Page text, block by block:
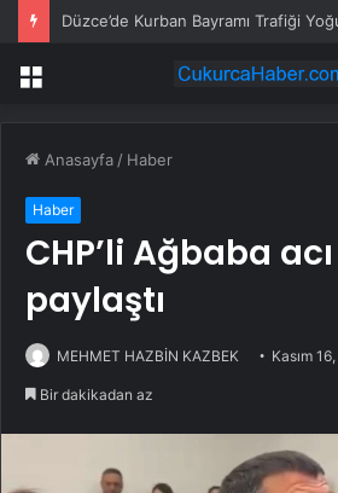
Düzce’de Kurban Bayramı Trafiği
Menü
Anasayfa / Haber
Haber
CHP’li Ağbaba
paylaştı
MEHMET HAZBİN KAZBEK Kasım
Bir dakikadan az